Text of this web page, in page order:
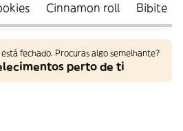
Cinnamon roll Bibite
fechado. Procuras algo semelhante?
perto de ti